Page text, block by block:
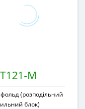
M
(розподільний
блок)